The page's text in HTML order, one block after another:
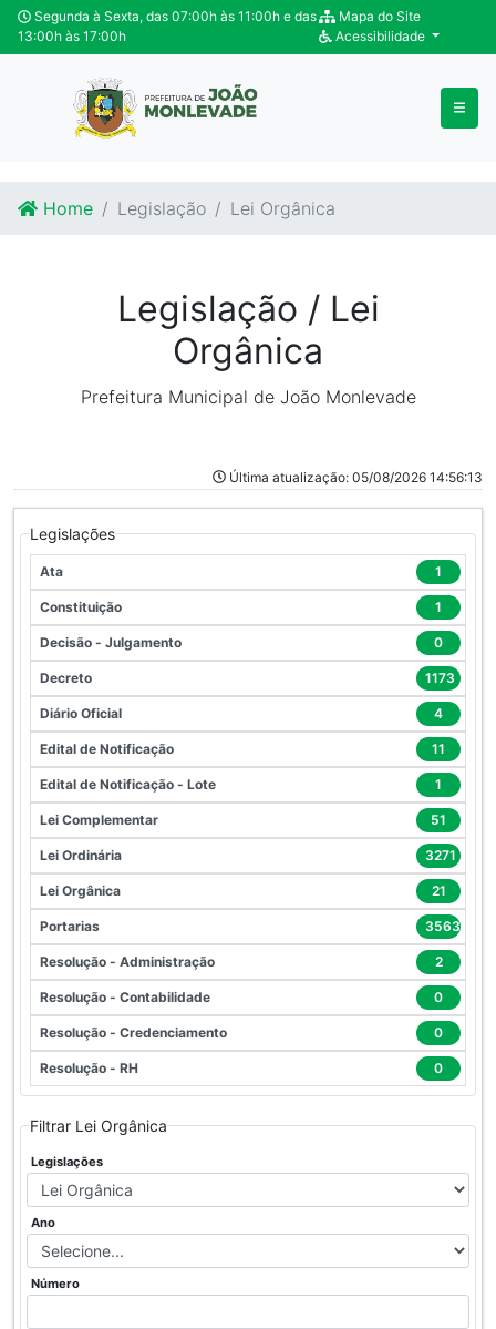
Ir para o conteúdo
Ir para o fim do conteúdo
Segunda à Sexta, das 07:00h às 11:00h e das
13:00h às 17:00h
Mapa do Site
Acessibilidade
Home Legislação Lei Orgânica
Legislação / Lei
Orgânica
Prefeitura Municipal de João Monlevade
Última atualização: 05/08/2026 14:56:13
Legislações
Ata 1
Constituição 1
Decisão - Julgamento 0
Decreto 1173
Diário Oficial 4
Edital de Notificação 11
Edital de Notificação - Lote 1
Lei Complementar 51
Lei Ordinária 3271
Lei Orgânica 21
Portarias 3563
Resolução - Administração 2
Resolução - Contabilidade 0
Resolução - Credenciamento 0
Resolução - RH 0
Filtrar Lei Orgânica
Legislações
Ano
Número